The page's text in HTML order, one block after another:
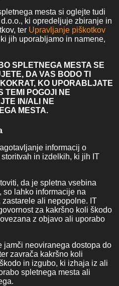
mesta si oglejte tudi
d.o.o., ki opredeljuje zbiranje in
ter Upravljanje piškotkov
jih uporabljamo in namene,
SPLETNEGA MESTA SE
DA VAS BODO TI
KO UPORABLJATE
TEMI POGOJI NE
IN/ALI NE
MESTA.
informacij o
in izdelkih, ki jih IT
da je spletna vsebina
so lahko informacije na
ali nepopolne. IT
za kakršno koli škodo
z objavo ali uporabo
jamči neoviranega dostopa do
zavrača kakršno koli
in izgubo, ki izhaja iz ali
spletnega mesta ali